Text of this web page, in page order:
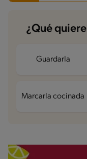
Energía
Proteína
Grasas
¿Qué
Guardarla
Marcarla cocinada